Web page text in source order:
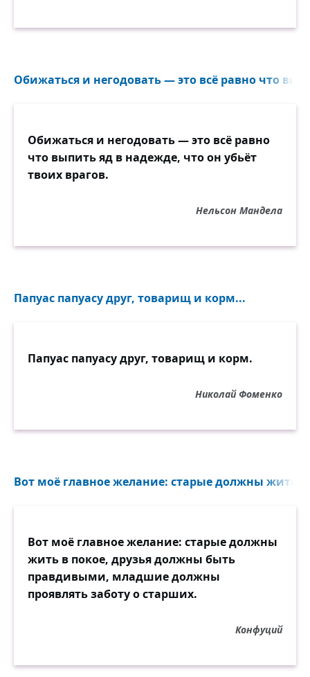
Обижаться и негодовать — это всё равно что
Обижаться и негодовать — это всё равно
что выпить яд в надежде, что он убьёт
твоих врагов.
Нельсон Мандела
Папуас папуасу друг, товарищ и корм...
Папуас папуасу друг, товарищ и корм.
Николай Фоменко
Вот моё главное желание: старые должны жить в
Вот моё главное желание: старые должны
жить в покое, друзья должны быть
правдивыми, младшие должны
проявлять заботу о старших.
Конфуций